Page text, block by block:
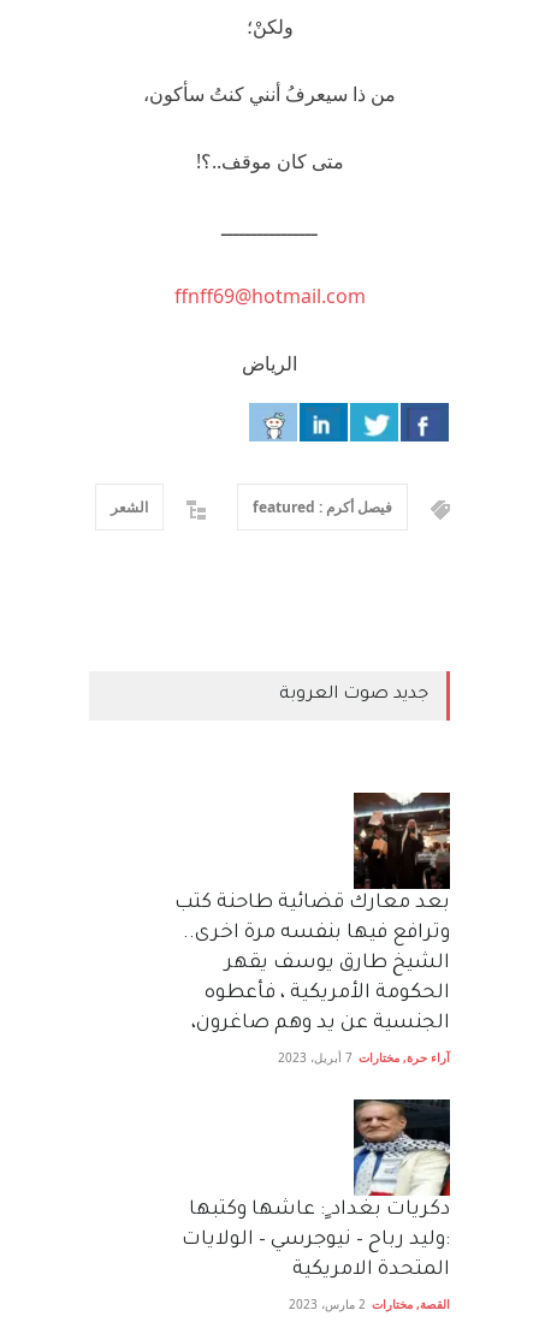
ولكنْ؛
من ذا سيعرفُ أنني كنتُ سأكون،
متى كان موقف..؟!
ــــــــــــــــ
ffnff69@hotmail.com
الرياض
فيصل أكرم : featured الشعر
جديد صوت العروبة
بعد معارك قضائية طاحنة كتب
وترافع فيها بنفسه مرة اخرى..
الشيخ طارق يوسف يقهر
الحكومة الأمريكية ، فأعطوه
الجنسية عن يد وهم صاغرون،
آراء حرة, مختارات 7 أبريل، 2023
دكريات بغداد ٍ: عاشها وكتبها
:وليد رباح – نيوجرسي – الولايات
المتحدة الامريكية
القصة, مختارات 2 مارس، 2023